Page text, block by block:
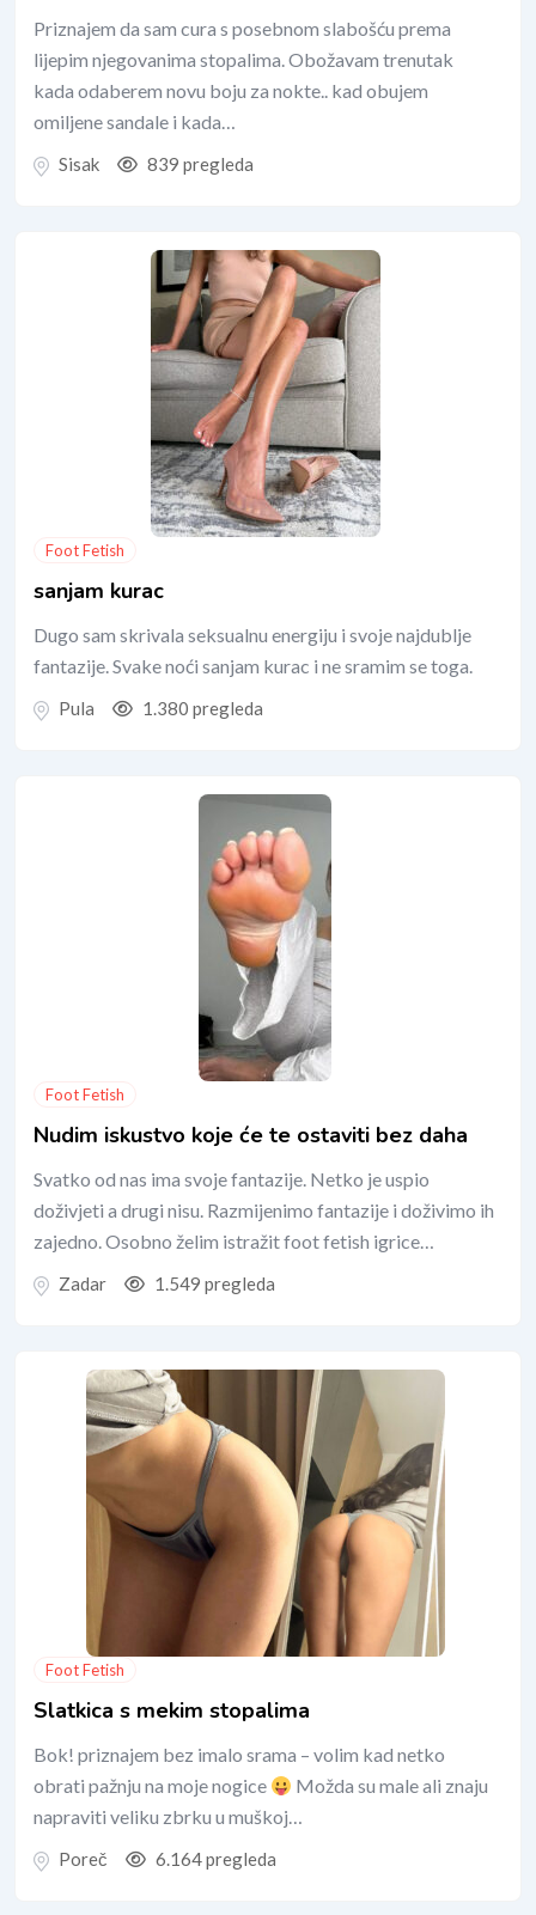
Priznajem da sam cura s posebnom slabošću prema
lijepim njegovanima stopalima. Obožavam trenutak
kada odaberem novu boju za nokte.. kad obujem
omiljene sandale i kada…
Sisak 839 pregleda
Foot Fetish
sanjam kurac
Dugo sam skrivala seksualnu energiju i svoje najdublje
fantazije. Svake noći sanjam kurac i ne sramim se toga.
Pula 1.380 pregleda
Foot Fetish
Nudim iskustvo koje će te ostaviti bez daha
Svatko od nas ima svoje fantazije. Netko je uspio
doživjeti a drugi nisu. Razmijenimo fantazije i doživimo ih
zajedno. Osobno želim istražit foot fetish igrice…
Zadar 1.549 pregleda
Foot Fetish
Slatkica s mekim stopalima
Bok! priznajem bez imalo srama – volim kad netko
obrati pažnju na moje nogice
Možda su male ali znaju
napraviti veliku zbrku u muškoj…
Poreč 6.164 pregleda